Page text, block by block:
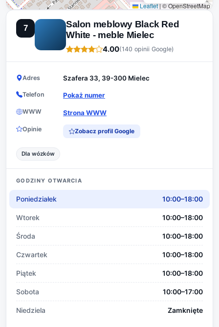
Leaflet|© OpenStreetMap
7
Salon meblowy Black Red
White - meble Mielec
4.00(140 opinii Google)
Adres Szafera 33, 39-300 Mielec
Telefon Pokaż numer
WWW Strona WWW
Opinie Zobacz profil Google
Dla wózków
GODZINY OTWARCIA
Poniedziałek 10:00–18:00
Wtorek 10:00–18:00
Środa 10:00–18:00
Czwartek 10:00–18:00
Piątek 10:00–18:00
Sobota 10:00–17:00
Niedziela Zamknięte